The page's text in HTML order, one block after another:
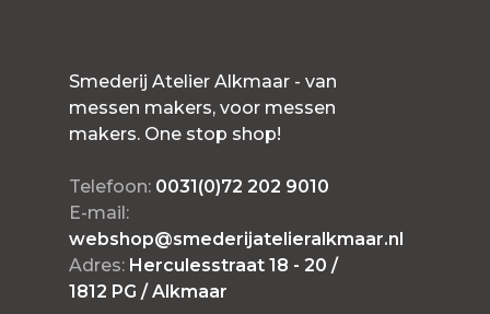
Smederij Atelier Alkmaar - van
messen makers, voor messen
makers. One stop shop!
Telefoon: 0031(0)72 202 9010
E-mail:
webshop@smederijatelieralkmaar.nl
Adres: Herculesstraat 18 - 20 /
1812 PG / Alkmaar